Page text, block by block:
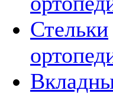
Стельки